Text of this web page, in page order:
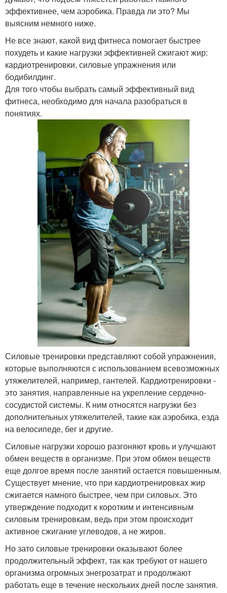
эффективнее, чем аэробика. Правда ли это? Мы
выясним немного ниже.
Не все знают, какой вид фитнеса помогает быстрее
похудеть и какие нагрузки эффективней сжигают жир:
кардиотренировки, силовые упражнения или
бодибилдинг.
Для того чтобы выбрать самый эффективный вид
фитнеса, необходимо для начала разобраться в
понятиях.
Силовые тренировки представляют собой упражнения,
которые выполняются с использованием всевозможных
утяжелителей, например, гантелей. Кардиотренировки -
это занятия, направленные на укрепление сердечно-
сосудистой системы. К ним относятся нагрузки без
дополнительных утяжелителей, такие как аэробика, езда
на велосипеде, бег и другие.
Силовые нагрузки хорошо разгоняют кровь и улучшают
обмен веществ в организме. При этом обмен веществ
еще долгое время после занятий остается повышенным.
Существует мнение, что при кардиотренировках жир
сжигается намного быстрее, чем при силовых. Это
утверждение подходит к коротким и интенсивным
силовым тренировкам, ведь при этом происходит
активное сжигание углеводов, а не жиров.
Но зато силовые тренировки оказывают более
продолжительный эффект, так как требуют от нашего
организма огромных энегрозатрат и продолжают
работать еще в течение нескольких дней после занятия.